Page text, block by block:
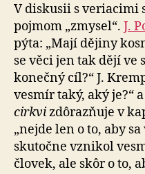
V diskusii s veriacimi
pojmom „zmysel“. J.
pýta: „Mají dějiny
se věci jen tak dějí ve
konečný cíl?“ J.
vesmír taký, aký je?“
cirkvizdôrazňuje v
„nejde len o to, aby
skutočne vznikol
človek, ale skôr o to,